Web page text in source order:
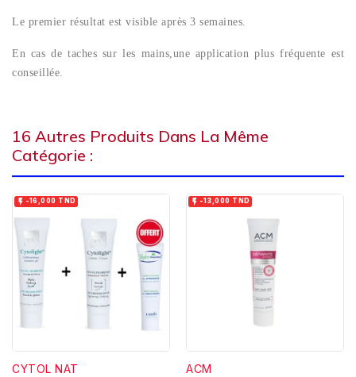
Le premier résultat est visible après 3 semaines.
En cas de taches sur les mains,une application plus fréquente est
conseillée.
16 Autres Produits Dans La Même
Catégorie :
 -16,000 TND
CYTOL NAT
 -13,000 TND
ACM